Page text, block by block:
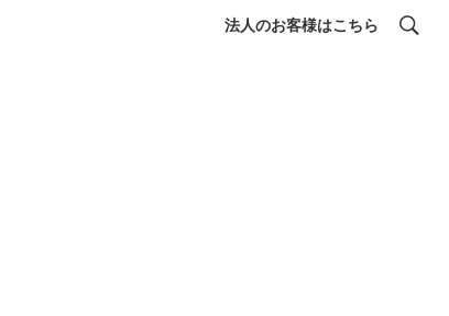
法人のお客様はこちら